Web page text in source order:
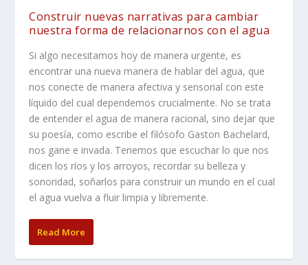
Construir nuevas narrativas para cambiar
nuestra forma de relacionarnos con el agua
Si algo necesitamos hoy de manera urgente, es
encontrar una nueva manera de hablar del agua, que
nos conecte de manera afectiva y sensorial con este
líquido del cual dependemos crucialmente. No se trata
de entender el agua de manera racional, sino dejar que
su poesía, como escribe el filósofo Gaston Bachelard,
nos gane e invada. Tenemos que escuchar lo que nos
dicen los ríos y los arroyos, recordar su belleza y
sonoridad, soñarlos para construir un mundo en el cual
el agua vuelva a fluir limpia y libremente.
Read More